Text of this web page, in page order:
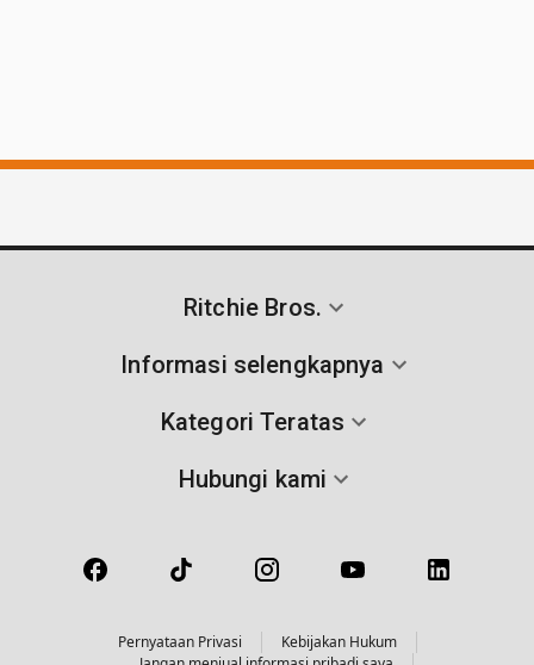
Ritchie Bros.
Informasi selengkapnya
Kategori Teratas
Hubungi kami
Pernyataan Privasi
Kebijakan Hukum